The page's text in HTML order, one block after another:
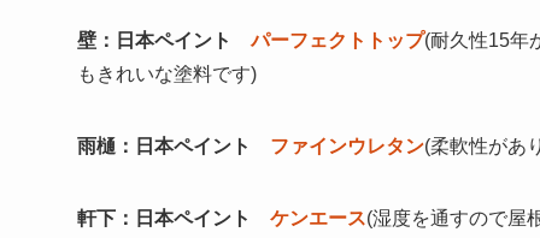
壁：日本ペイントパーフェクトトップ(耐久性15年
もきれいな塗料です)
雨樋：日本ペイント ファインウレタン(柔軟性が
軒下：日本ペイント ケンエース(湿度を通すので屋